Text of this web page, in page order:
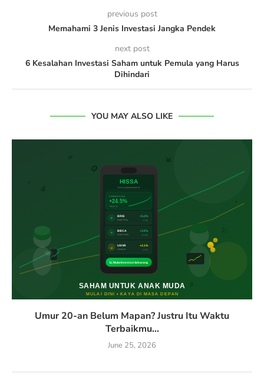
previous post
Memahami 3 Jenis Investasi Jangka Pendek
next post
6 Kesalahan Investasi Saham untuk Pemula yang Harus
Dihindari
YOU MAY ALSO LIKE
Umur 20-an Belum Mapan? Justru Itu Waktu
Terbaikmu...
June 25, 2026